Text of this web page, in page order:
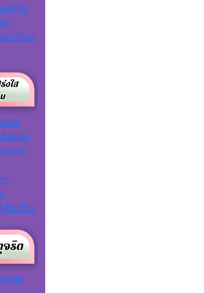
งค์กร
ม
น้าที่ของ
ร้อง
ติมิชอบ
นการ
ร
ส่วนร่วม
ย No